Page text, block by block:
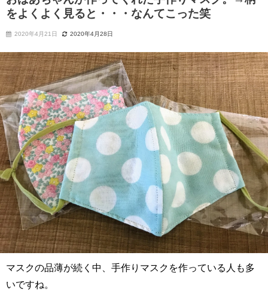
をよくよく見ると・・・なんてこった笑
2020年4月21日 2020年4月28日
マスクの品薄が続く中、手作りマスクを作っている人も多
いですね。